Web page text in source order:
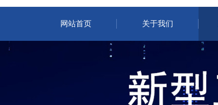
网站首页 关于我们